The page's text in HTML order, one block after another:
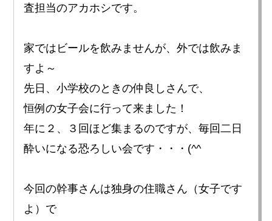
査担当のアカホシです。
家ではビールを飲みませんが、外では飲みま
すよ～
先日、小学校のときの仲良しさんで、
恒例の女子会に行って来ました！
年に２、３回ほど集まるのですが、毎回二日
酔いになる恐ろしい会です・・・(^^ゞ
今回の幹事さんは独身の住職さん（女子です
よ）で